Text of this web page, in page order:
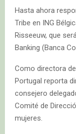
Hasta ahora
Tribe en ING
Risseeuw, que
Banking (Banca
Como directora
Portugal reporta
consejero
Comité de
mujeres.